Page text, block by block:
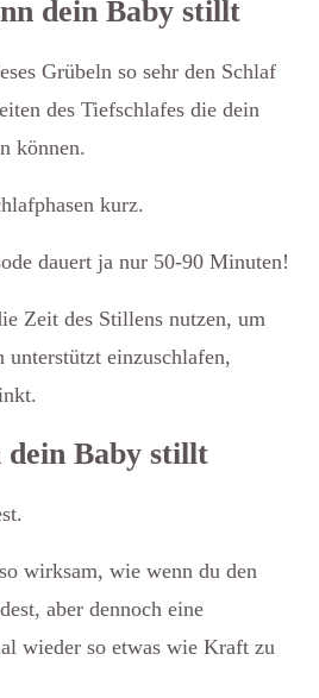
dein Baby stillt
Grübeln so sehr den Schlaf
des Tiefschlafes die dein
können.
kurz.
dauert ja nur 50-90 Minuten!
Zeit des Stillens nutzen, um
einzuschlafen,
dein Baby stillt
wirksam, wie wenn du den
aber dennoch eine
wieder so etwas wie Kraft zu